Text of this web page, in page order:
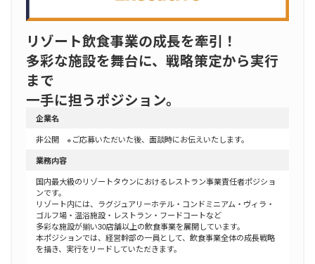
リゾート飲食事業の成長を牽引！
多彩な施設を舞台に、戦略策定から実行
まで
一手に担うポジション。
企業名
非公開 ※ご応募いただいた後、面談時にお伝えいたします。
業務内容
国内最大級のリゾートタウンにおけるレストラン事業責任者ポジショ
ンです。
リゾート内には、ラグジュアリーホテル・コンドミニアム・ヴィラ・
ゴルフ場・温浴施設・レストラン・フードコートなど
多彩な施設が揃い30店舗以上の飲食事業を展開しています。
本ポジションでは、経営幹部の一員として、飲食事業全体の成長戦略
を描き、実行をリードしていただきます。